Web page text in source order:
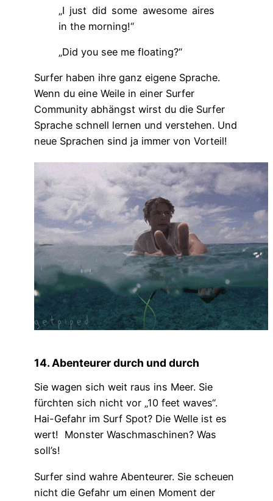
„I just did some awesome aires
in the morning!“
„Did you see me floating?“
Surfer haben ihre ganz eigene Sprache.
Wenn du eine Weile in einer Surfer
Community abhängst wirst du die Surfer
Sprache schnell lernen und verstehen. Und
neue Sprachen sind ja immer von Vorteil!
14. Abenteurer durch und durch
Sie wagen sich weit raus ins Meer. Sie
fürchten sich nicht vor „10 feet waves“.
Hai-Gefahr im Surf Spot? Die Welle ist es
wert! Monster Waschmaschinen? Was
soll’s!
Surfer sind wahre Abenteurer. Sie scheuen
nicht die Gefahr um einen Moment der